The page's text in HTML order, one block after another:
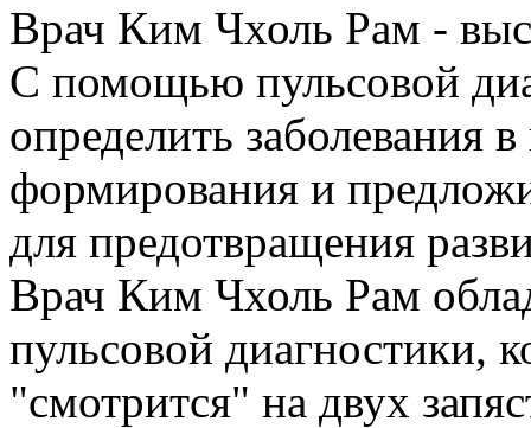
Врач Ким Чхоль Рам -
С помощью пульсовой
определить заболевания
формирования и
для предотвращения
Врач Ким Чхоль Рам
пульсовой диагностики,
"смотрится" на двух